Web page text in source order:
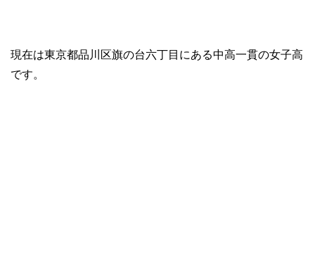
現在は東京都品川区旗の台六丁目にある中高一貫の女子高
です。